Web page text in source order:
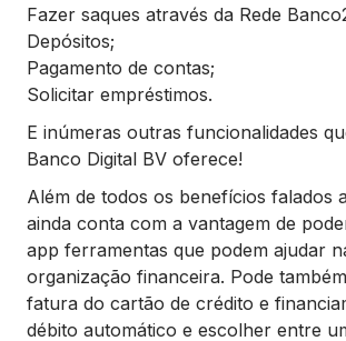
Fazer saques através da Rede
Depósitos;
Pagamento de contas;
Solicitar empréstimos.
E inúmeras outras funcionalidades
Banco Digital BV oferece!
Além de todos os benefícios falados
ainda conta com a vantagem de
app ferramentas que podem ajudar
organização financeira. Pode
fatura do cartão de crédito e
débito automático e escolher entre